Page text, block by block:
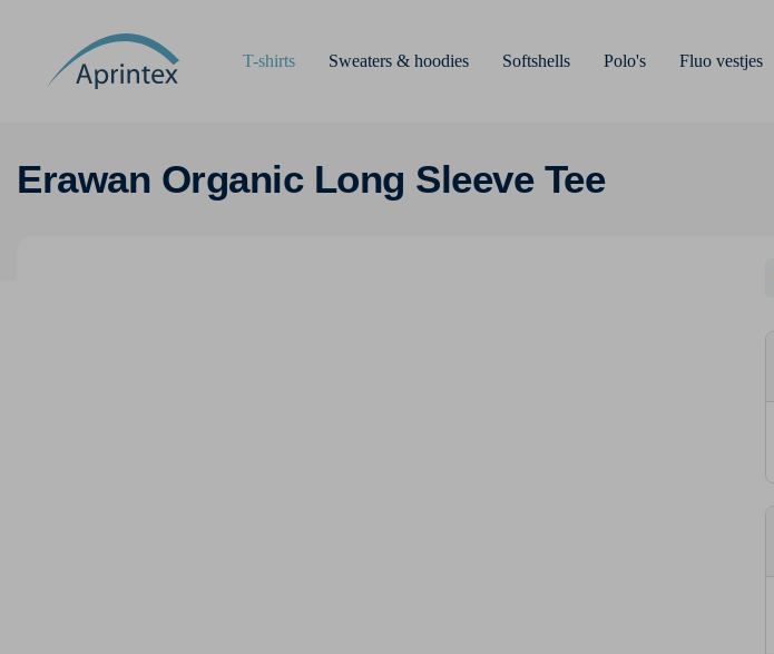
T-shirts Sweaters & hoodies Softshells Polo's Fluo vestjes
Erawan Organic Long Sleeve Tee